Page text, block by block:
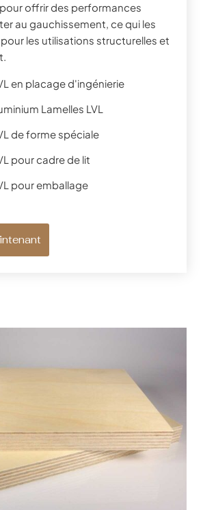
offrir des performances
au gauchissement, ce qui les
les utilisations structurelles et
en placage d'ingénierie
Lamelles LVL
de forme spéciale
pour cadre de lit
pour emballage